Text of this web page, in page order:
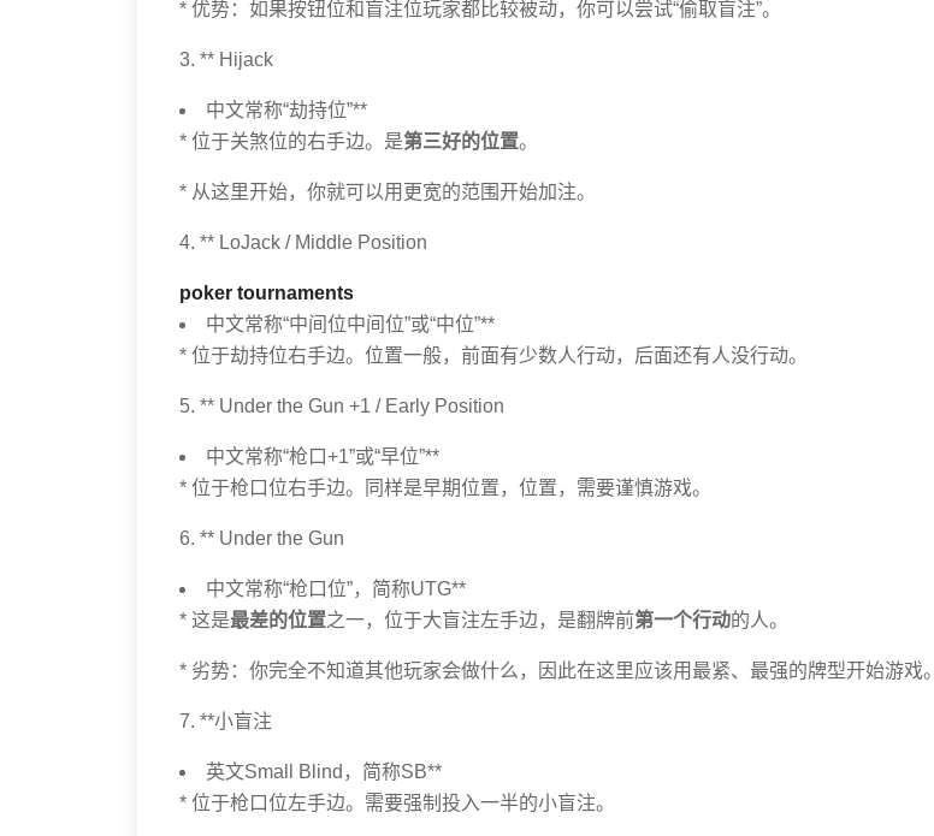
* 优势：如果按钮位和盲注位玩家都比较被动，你可以尝试“偷取盲注”。
3. ** Hijack
中文常称“劫持位”**
* 位于关煞位的右手边。是第三好的位置。
* 从这里开始，你就可以用更宽的范围开始加注。
4. ** LoJack / Middle Position
poker tournaments
中文常称“中间位中间位”或“中位”**
* 位于劫持位右手边。位置一般，前面有少数人行动，后面还有人没行动。
5. ** Under the Gun +1 / Early Position
中文常称“枪口+1”或“早位”**
* 位于枪口位右手边。同样是早期位置，位置，需要谨慎游戏。
6. ** Under the Gun
中文常称“枪口位”，简称UTG**
* 这是最差的位置之一，位于大盲注左手边，是翻牌前第一个行动的人。
* 劣势：你完全不知道其他玩家会做什么，因此在这里应该用最紧、最强的牌型开始游戏。
7. **小盲注
英文Small Blind，简称SB**
* 位于枪口位左手边。需要强制投入一半的小盲注。